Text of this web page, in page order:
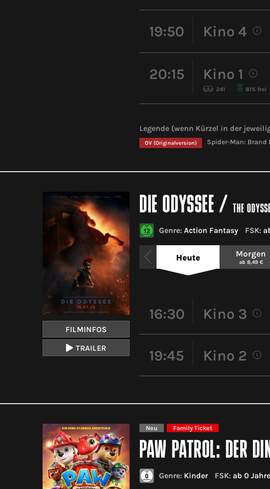
19:50 Kino 4 i
20:15 Kino 1 i
241 81% frei
Legende (wenn Kürzel in der
OV (Originalversion) Spider-Man: Brand
FILMINFOS
TRAILER
DIE ODYSSEE / THE
Genre: Action Fantasy FSK:
Heute Morgen
ab 8,49 €
16:30 Kino 3 i
19:45 Kino 2 i
Neu Family Ticket
PAW PATROL: DER
Genre: Kinder FSK: ab 0 Jahre